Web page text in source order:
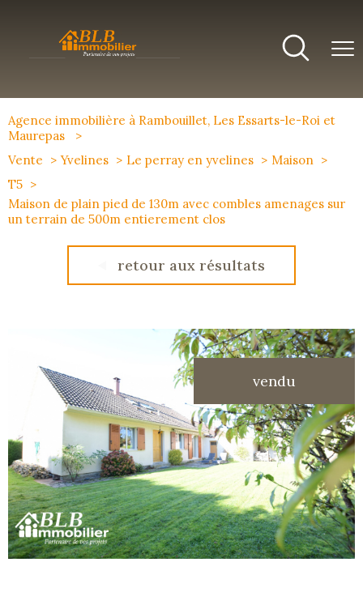
Agence immobilière à Rambouillet, Les Essarts-le-Roi et
Maurepas
Vente
Yvelines Le perray en yvelines
Maison
T5
Maison de plain pied de 130m avec combles amenages sur
un terrain de 500m entierement clos
retour aux résultats
vendu